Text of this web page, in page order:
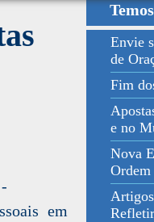
Envie
de
Fim
e no
Nova
Refletir